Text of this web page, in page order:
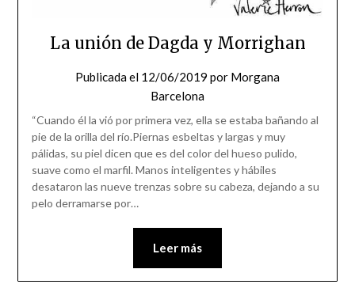
La unión de Dagda y Morrighan
Publicada el 12/06/2019 por Morgana
Barcelona
“Cuando él la vió por primera vez, ella se estaba bañando al
pie de la orilla del río.Piernas esbeltas y largas y muy
pálidas, su piel dicen que es del color del hueso pulido,
suave como el marfil. Manos inteligentes y hábiles
desataron las nueve trenzas sobre su cabeza, dejando a su
pelo derramarse por…
Leer más